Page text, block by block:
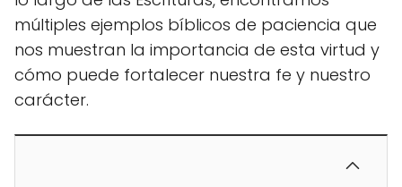
múltiples ejemplos bíblicos de paciencia que
nos muestran la importancia de esta virtud y
cómo puede fortalecer nuestra fe y nuestro
carácter.